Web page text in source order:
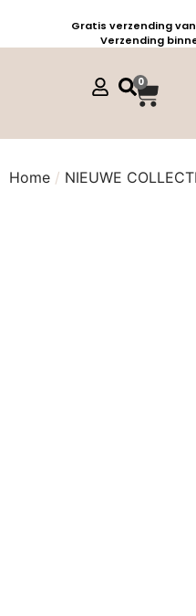
Gratis verzending
Verzending
0
Home / NIEUWE